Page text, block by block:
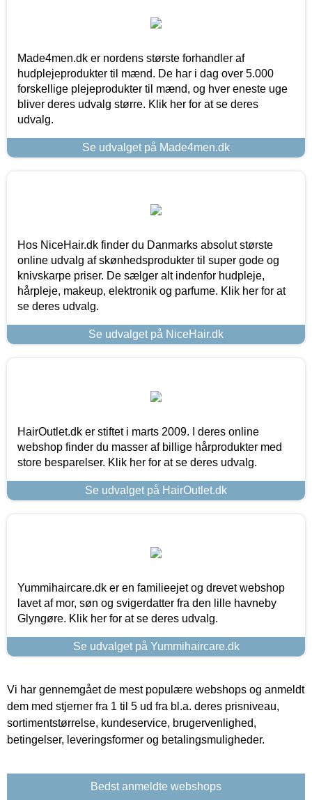
Made4men.dk er nordens største forhandler af
hudplejeprodukter til mænd. De har i dag over 5.000
forskellige plejeprodukter til mænd, og hver eneste uge
bliver deres udvalg større. Klik her for at se deres
udvalg.
Se udvalget på Made4men.dk
Hos NiceHair.dk finder du Danmarks absolut største
online udvalg af skønhedsprodukter til super gode og
knivskarpe priser. De sælger alt indenfor hudpleje,
hårpleje, makeup, elektronik og parfume. Klik her for at
se deres udvalg.
Se udvalget på NiceHair.dk
HairOutlet.dk er stiftet i marts 2009. I deres online
webshop finder du masser af billige hårprodukter med
store besparelser. Klik her for at se deres udvalg.
Se udvalget på HairOutlet.dk
Yummihaircare.dk er en familieejet og drevet webshop
lavet af mor, søn og svigerdatter fra den lille havneby
Glyngøre. Klik her for at se deres udvalg.
Se udvalget på Yummihaircare.dk
Vi har gennemgået de mest populære webshops og anmeldt
dem med stjerner fra 1 til 5 ud fra bl.a. deres prisniveau,
sortimentstørrelse, kundeservice, brugervenlighed,
betingelser, leveringsformer og betalingsmuligheder.
Bedst anmeldte webshops